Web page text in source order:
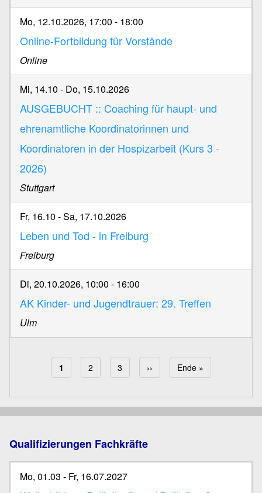
Mo, 12.10.2026, 17:00 - 18:00
Online-Fortbildung für Vorstände
Online
Mi, 14.10 - Do, 15.10.2026
AUSGEBUCHT :: Coaching für haupt- und
ehrenamtliche Koordinatorinnen und
Koordinatoren in der Hospizarbeit (Kurs 3 -
2026)
Stuttgart
Fr, 16.10 -Sa, 17.10.2026
Leben und Tod - in Freiburg
Freiburg
Di, 20.10.2026, 10:00 - 16:00
AK Kinder- und Jugendtrauer: 29. Treffen
Ulm
Seitennummerierung
Aktuelle Seite
1 Page
2 Page
3 Nächste Seite
›› Letzte Seite
Ende »
Qualifizierungen Fachkräfte
Mo, 01.03 - Fr, 16.07.2027